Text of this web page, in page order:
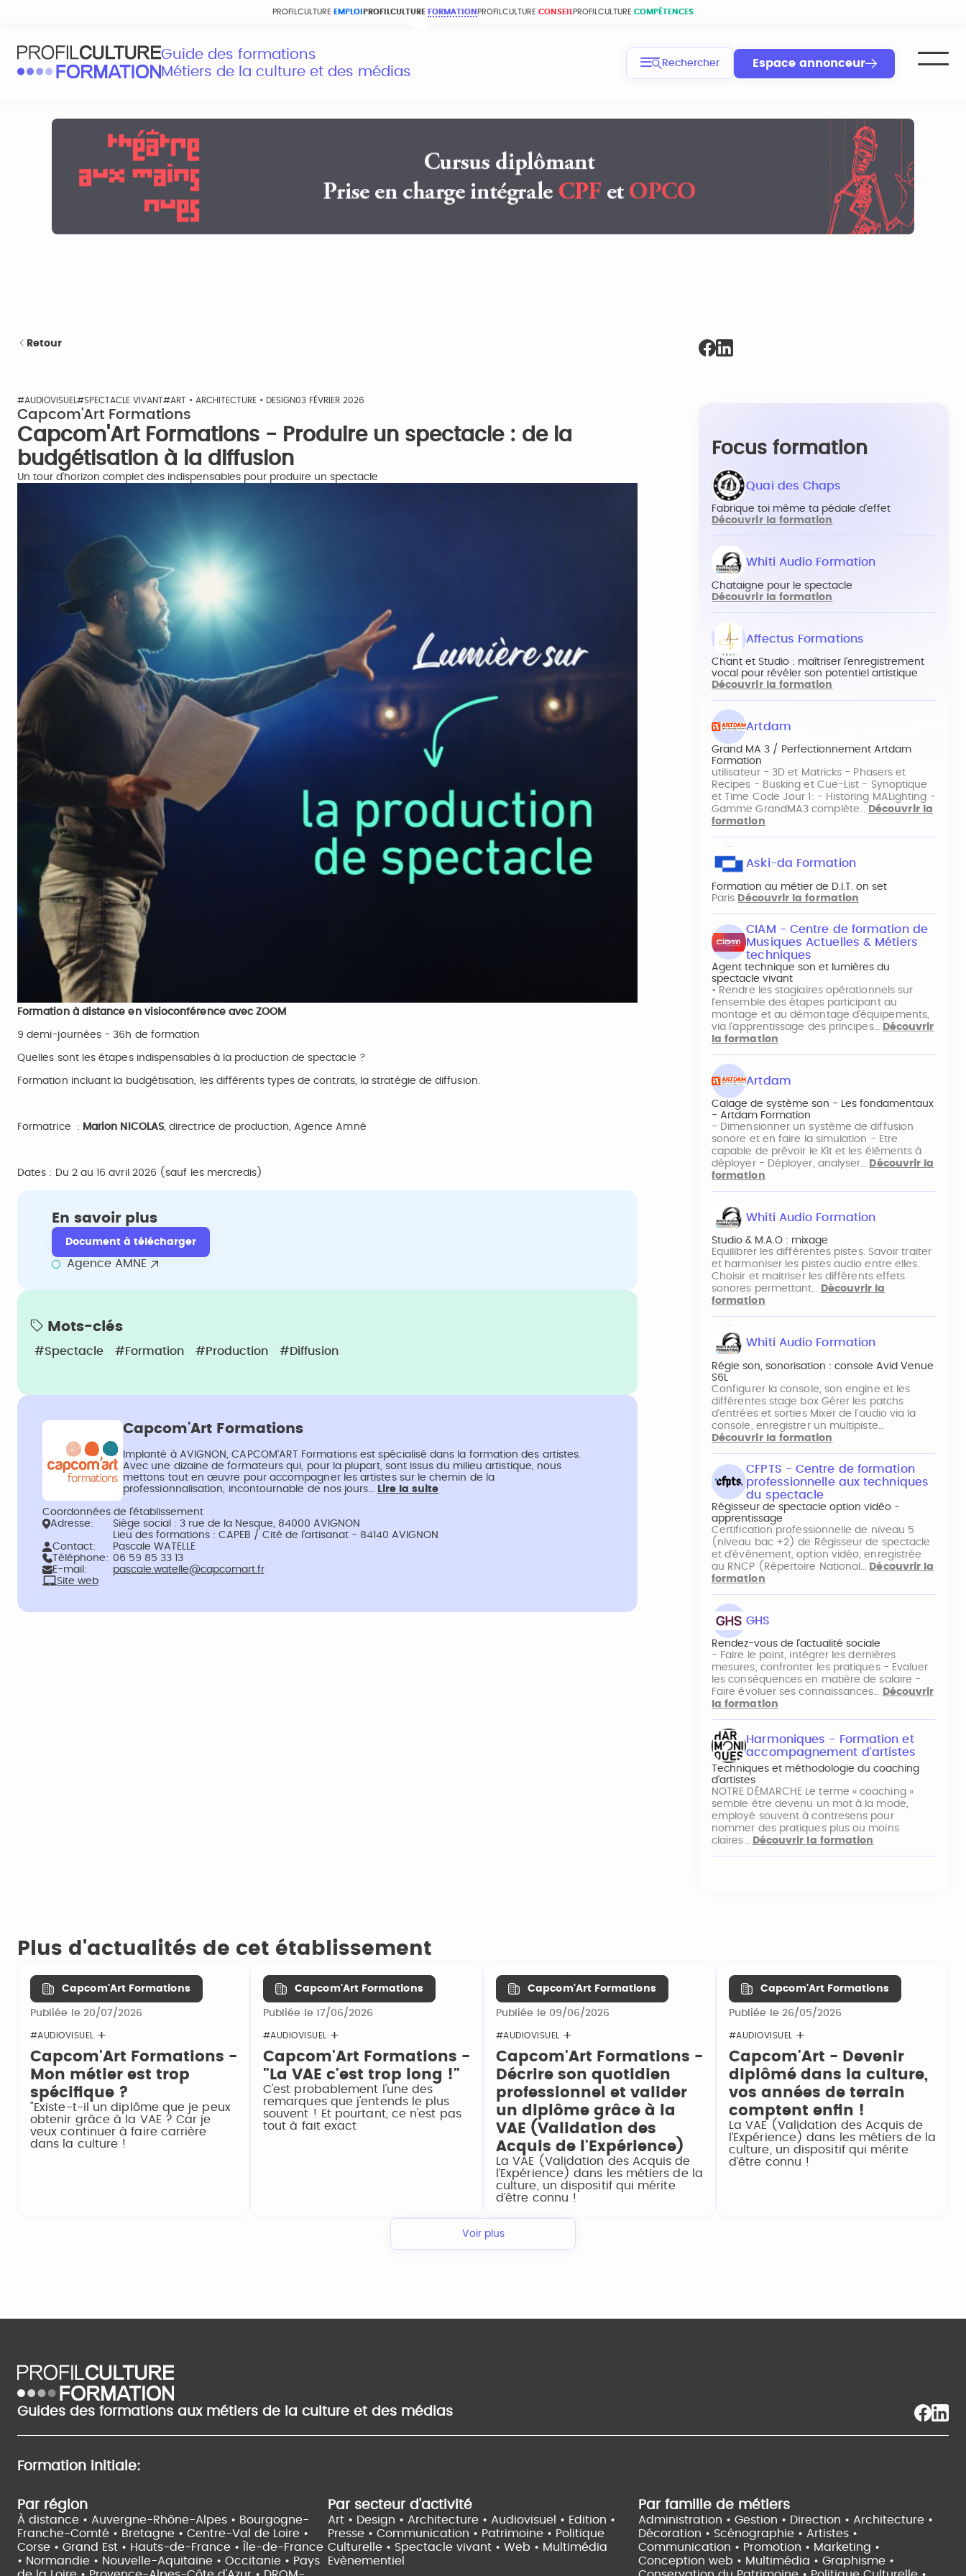
PROFILCULTURE EMPLOI PROFILCULTURE FORMATION PROFILCULTURE CONSEIL PROFILCULTURE COMPÉTENCES
Guide des formations
Métiers de la culture et des médias
Rechercher Espace annonceur
Retour
#AUDIOVISUEL #SPECTACLE VIVANT#ART • ARCHITECTURE • DESIGN03 FÉVRIER 2026
Capcom'Art Formations
Capcom'Art Formations - Produire un spectacle : de la
budgétisation à la diffusion
Un tour d'horizon complet des indispensables pour produire un spectacle
Formation à distance en visioconférence avec ZOOM
9 demi-journées - 36h de formation
Quelles sont les étapes indispensables à la production de spectacle ?
Formation incluant la budgétisation, les différents types de contrats, la stratégie de diffusion.
Formatrice : Marion NICOLAS, directrice de production, Agence Amné
Dates : Du 2 au 16 avril 2026 (sauf les mercredis)
En savoir plus
Document à télécharger
Agence AMNE
Mots-clés
#Spectacle #Formation #Production #Diffusion
Capcom'Art Formations
Implanté à AVIGNON, CAPCOM'ART Formations est spécialisé dans la formation des artistes.
Avec une dizaine de formateurs qui, pour la plupart, sont issus du milieu artistique, nous
mettons tout en œuvre pour accompagner les artistes sur le chemin de la
professionnalisation, incontournable de nos jours… Lire la suite
Coordonnées de l’établissement
Adresse:
Siège social : 3 rue de la Nesque, 84000 AVIGNON
Lieu des formations : CAPEB / Cité de l'artisanat - 84140 AVIGNON
Contact:
Pascale WATELLE
Téléphone: 06 59 85 33 13
E-mail:
pascale.watelle@capcomart.fr
Site web
Focus formation
Quai des Chaps
Fabrique toi même ta pédale d'effet
Découvrir la formation
Whiti Audio Formation
Chataigne pour le spectacle
Découvrir la formation
Affectus Formations
Chant et Studio : maîtriser l'enregistrement
vocal pour révéler son potentiel artistique
Découvrir la formation
Artdam
Grand MA 3 / Perfectionnement Artdam
Formation
utilisateur - 3D et Matricks - Phasers et
Recipes - Busking et Cue-List - Synoptique
et Time Code Jour 1: - Historing MALighting -
Gamme GrandMA3 complète… Découvrir la
formation
Aski-da Formation
Formation au métier de D.I.T. on set
Paris Découvrir la formation
CIAM - Centre de formation de
Musiques Actuelles & Métiers
techniques
Agent technique son et lumières du
spectacle vivant
• Rendre les stagiaires opérationnels sur
l’ensemble des étapes participant au
montage et au démontage d'équipements,
via l’apprentissage des principes…
Découvrir
la formation
Artdam
Calage de système son - Les fondamentaux
- Artdam Formation
- Dimensionner un système de diffusion
sonore et en faire la simulation - Etre
capable de prévoir le Kit et les éléments à
déployer - Déployer, analyser… Découvrir la
formation
Whiti Audio Formation
Studio & M.A.O : mixage
Equilibrer les différentes pistes. Savoir traiter
et harmoniser les pistes audio entre elles.
Choisir et maitriser les différents effets
sonores permettant… Découvrir la
formation
Whiti Audio Formation
Régie son, sonorisation : console Avid Venue
S6L
Configurer la console, son engine et les
différentes stage box Gérer les patchs
d'entrées et sorties Mixer de l'audio via la
console, enregistrer un multipiste…
Découvrir la formation
CFPTS - Centre de formation
professionnelle aux techniques
du spectacle
Régisseur de spectacle option vidéo -
apprentissage
Certification professionnelle de niveau 5
(niveau bac +2) de Régisseur de spectacle
et d'événement, option vidéo, enregistrée
au RNCP (Répertoire National…
Découvrir la
formation
GHS
Rendez-vous de l'actualité sociale
- Faire le point, intégrer les dernières
mesures, confronter les pratiques - Evaluer
les conséquences en matière de salaire -
Faire évoluer ses connaissances… Découvrir
la formation
Harmoniques - Formation et
accompagnement d'artistes
Techniques et méthodologie du coaching
d'artistes
NOTRE DÉMARCHE Le terme « coaching »
semble être devenu un mot à la mode,
employé souvent à contresens pour
nommer des pratiques plus ou moins
claires… Découvrir la formation
Plus d'actualités de cet établissement
Capcom'Art Formations
Publiée le 20/07/2026
#AUDIOVISUEL
Capcom'Art Formations -
Mon métier est trop
spécifique ?
"Existe-t-il un diplôme que je peux
obtenir grâce à la VAE ? Car je
veux continuer à faire carrière
dans la culture !
Capcom'Art Formations
Publiée le 17/06/2026
#AUDIOVISUEL
Capcom'Art Formations -
"La VAE c'est trop long !"
C'est probablement l'une des
remarques que j'entends le plus
souvent ! Et pourtant, ce n'est pas
tout à fait exact
Capcom'Art Formations
Publiée le 09/06/2026
#AUDIOVISUEL
Capcom'Art Formations -
Décrire son quotidien
professionnel et valider
un diplôme grâce à la
VAE (Validation des
Acquis de l'Expérience)
La VAE (Validation des Acquis de
l’Expérience) dans les métiers de la
culture, un dispositif qui mérite
d’être connu !
Capcom'Art Formations
Publiée le 26/05/2026
#AUDIOVISUEL
Capcom'Art - Devenir
diplômé dans la culture,
vos années de terrain
comptent enfin !
La VAE (Validation des Acquis de
l’Expérience) dans les métiers de la
culture, un dispositif qui mérite
d’être connu !
Voir plus
Guides des formations aux métiers de la culture et des médias
Formation initiale:
Par région
À distance • Auvergne-Rhône-Alpes • Bourgogne-
Franche-Comté • Bretagne • Centre-Val de Loire •
Corse • Grand Est • Hauts-de-France •
Île-de-France
• Normandie • Nouvelle-Aquitaine • Occitanie • Pays
Par secteur d'activité
Art • Design • Architecture • Audiovisuel • Edition •
Presse • Communication • Patrimoine • Politique
Culturelle • Spectacle vivant • Web • Multimédia
Evènementiel
Par famille de métiers
Administration • Gestion • Direction • Architecture •
Décoration • Scénographie • Artistes •
Communication • Promotion • Marketing •
Conception web • Multimédia • Graphisme •